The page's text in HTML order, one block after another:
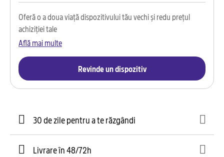
Oferă o a doua viață dispozitivului tău vechi și redu prețul
achiziției tale
Află mai multe
Revinde un dispozitiv
30 de zile pentru a te răzgândi
Livrare în 48/72h